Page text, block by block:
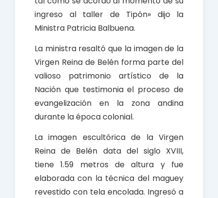
ingreso al taller de Tipón» dijo la
Ministra Patricia Balbuena.
La ministra resaltó que la imagen de la
Virgen Reina de Belén forma parte del
valioso patrimonio artístico de la
Nación que testimonia el proceso de
evangelización en la zona andina
durante la época colonial.
La imagen escultórica de la Virgen
Reina de Belén data del siglo XVIII,
tiene 1.59 metros de altura y fue
elaborada con la técnica del maguey
revestido con tela encolada. Ingresó a